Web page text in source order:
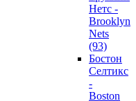
Нетс -
Brooklyn
Nets
(93)
Бостон
Селтикс
-
Boston